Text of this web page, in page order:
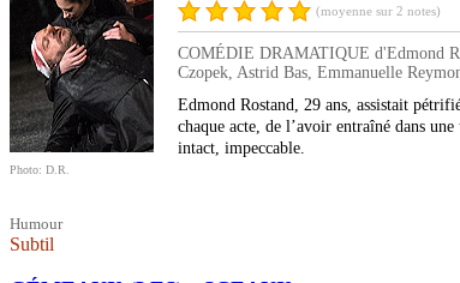
Photo: D.R.
Humour
Subtil
(moyenne sur 2 notes)
COMÉDIE DRAMATIQUE d'Edmond
Czopek, Astrid Bas, Emmanuelle
Edmond Rostand, 29 ans, assistait
chaque acte, de l’avoir entraîné dans
intact, impeccable.